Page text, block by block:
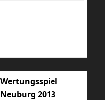
Wertungsspiel
Neuburg 2013